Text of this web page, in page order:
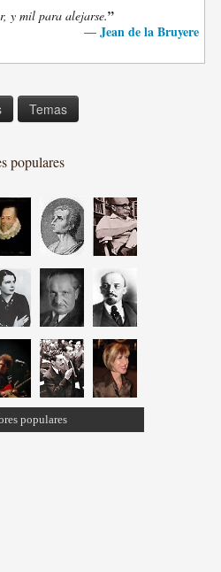
y mil para alejarse.”
— Jean de la Bruyere
Temas
populares
populares